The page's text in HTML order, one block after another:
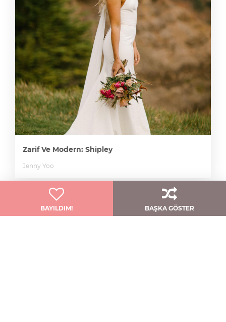
BAYILDIM! BAŞKA GÖSTER
Zarif Ve Modern: Shipley
Jenny Yoo